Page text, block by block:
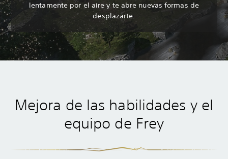
lentamente por el aire y te abre nuevas formas de
desplazarte.
Mejora de las habilidades y el
equipo de Frey